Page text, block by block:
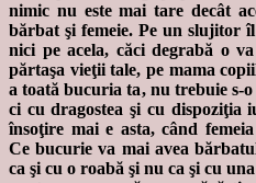
nimic nu este mai tare decât
bărbat şi femeie. Pe un slujitor
nici pe acela, căci degrabă o
părtaşa vieţii tale, pe mama
a toată bucuria ta, nu trebuie s-
ci cu dragostea şi cu dispoziţia
însoţire mai e asta, când
Ce bucurie va mai avea
ca şi cu o roabă şi nu ca şi cu